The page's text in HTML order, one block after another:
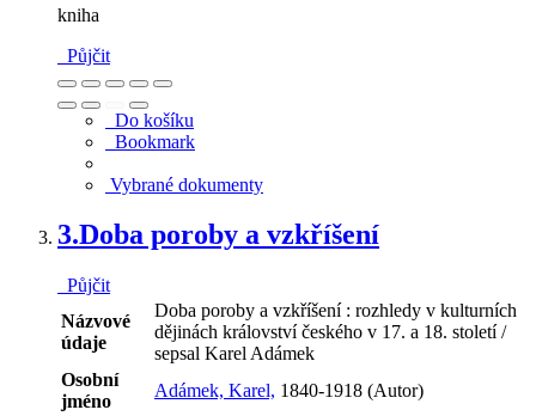
kniha
Půjčit
Do košíku
Bookmark
Vybrané dokumenty
3.Doba poroby a vzkříšení
Půjčit
Názvové
údaje
Doba poroby a vzkříšení : rozhledy v kulturních
dějinách království českého v 17. a 18. století /
sepsal Karel Adámek
Osobní
jméno
Adámek, Karel, 1840-1918 (Autor)